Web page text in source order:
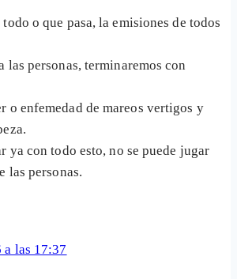
o que pasa, la emisiones de todos
las personas, terminaremos con
o enfemedad de mareos vertigos y
ya con todo esto, no se puede jugar
las personas.
a las 17:37